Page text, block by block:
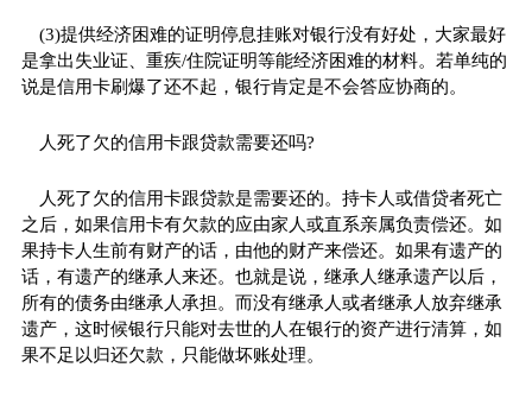
(3)提供经济困难的证明停息挂账对银行没有好处，大家最好
是拿出失业证、重疾/住院证明等能经济困难的材料。若单纯的
说是信用卡刷爆了还不起，银行肯定是不会答应协商的。
人死了欠的信用卡跟贷款需要还吗?
人死了欠的信用卡跟贷款是需要还的。持卡人或借贷者死亡
之后，如果信用卡有欠款的应由家人或直系亲属负责偿还。如
果持卡人生前有财产的话，由他的财产来偿还。如果有遗产的
话，有遗产的继承人来还。也就是说，继承人继承遗产以后，
所有的债务由继承人承担。而没有继承人或者继承人放弃继承
遗产，这时候银行只能对去世的人在银行的资产进行清算，如
果不足以归还欠款，只能做坏账处理。